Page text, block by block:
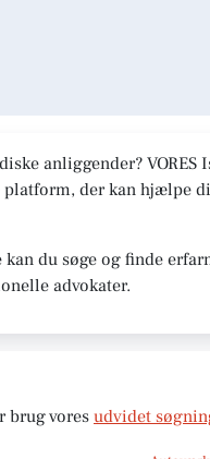
anliggender?
der kan hjælpe
kan du søge og finde
advokater.
brug vores udvidet